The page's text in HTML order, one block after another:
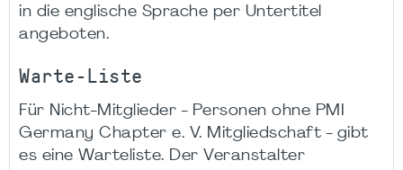
in die englische Sprache per Untertitel
angeboten.
Warte-Liste
Für Nicht-Mitglieder - Personen ohne PMI
Germany Chapter e. V. Mitgliedschaft - gibt
es eine Warteliste. Der Veranstalter